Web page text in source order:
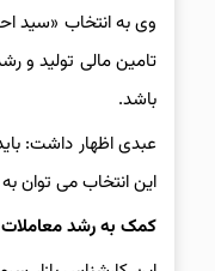
وی به انتخاب «سید
تامین مالی تولید و
باشد.
عبدی اظهار داشت:
این انتخاب می توان
کمک به رشد معاملات